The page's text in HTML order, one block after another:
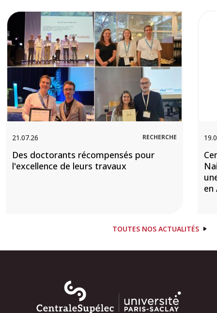
Image
21.07.26 RECHERCHE
Des doctorants récompensés pour
l'excellence de leurs travaux
en
TOUTES NOS ACTUALITÉS